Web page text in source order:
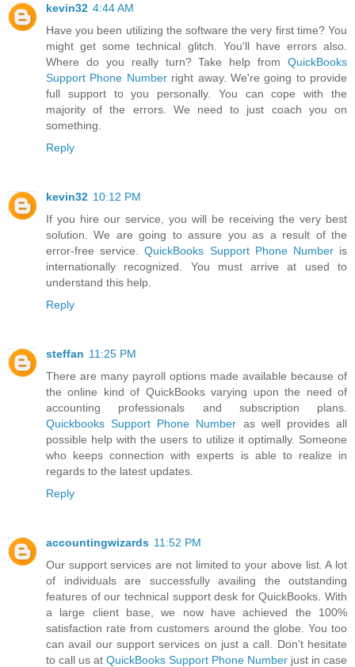
kevin32 4:44 AM
Have you been utilizing the software the very first time? You
might get some technical glitch. You'll have errors also.
Where do you really turn? Take help from QuickBooks
Support Phone Numberright away. We're going to provide
full support to you personally. You can cope with the
majority of the errors. We need to just coach you on
something.
Reply
kevin32 10:12 PM
If you hire our service, you will be receiving the very best
solution. We are going to assure you as a result of the
error-free service.QuickBooks Support Phone Numberis
internationally recognized. You must arrive at used to
understand this help.
Reply
steffan 11:25 PM
There are many payroll options made available because of
the online kind of QuickBooks varying upon the need of
accounting professionals and subscription plans.
Quickbooks Support Phone Number as well provides all
possible help with the users to utilize it optimally. Someone
who keeps connection with experts is able to realize in
regards to the latest updates.
Reply
accountingwizards 11:52 PM
Our support services are not limited to your above list. A lot
of individuals are successfully availing the outstanding
features of our technical support desk for QuickBooks. With
a large client base, we now have achieved the 100%
satisfaction rate from customers around the globe. You too
can avail our support services on just a call. Don’t hesitate
to call us at QuickBooks Support Phone Number just in case